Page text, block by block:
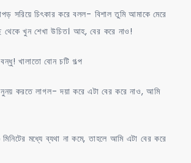
সরিয়ে চিৎকার করে বলল- বিশাল তুমি আমাকে মেরে
থেকে খুন শেখা উচিত। আহ, বের করে নাও!
খালাতো বোন চটি গল্প
করতে লাগল- দয়া করে এটা বের করে নাও, আমি
মধ্যে ব্যথা না কমে, তাহলে আমি এটা বের করে